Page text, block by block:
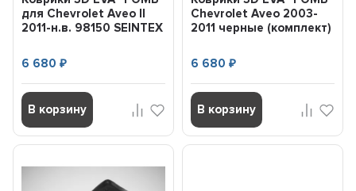
для Chevrolet Aveo II
2011-н.в. 98150 SEINTEX
6 680₽
В корзину
Chevrolet Aveo 2003-
2011 черные (комплект)
6 680 ₽
В корзину